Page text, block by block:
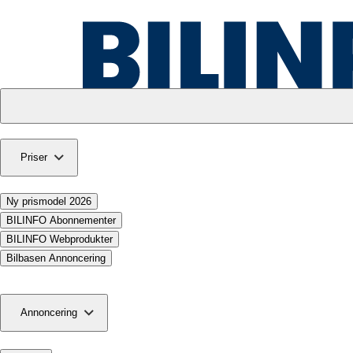
Priser
Ny prismodel 2026
BILINFO Abonnementer
BILINFO Webprodukter
Bilbasen Annoncering
Annoncering